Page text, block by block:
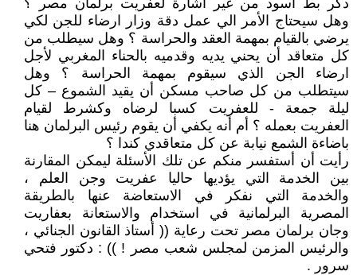
دكر بط أسود من غير أشارة لعفريت برلمان مصر ؟
وهل سيحتاج الأمر الي عمل دقة وزار ارضاء للجن لكي
يرضي بالقيام بمهمة العقد والحراسة ؟ وهل سيطلب من
كل متعاقد أن يحني يديه وقدميه بالحناء المغربي لأجل
ارضاء الجن الذي سيقوم بمهمة الحراسة ؟ وهل
سيتطلب من كل صاحب مسكن أن يقيد الشموع – كل
ليلة جمعة - للعفريت كسبا لرضاه وكشرط لقيام
العفريت بعمله ؟ أم أنه يكفي أن يقوم رئيس البرلمان هنا
باضاءة الشمع نيابة عن كل متعاقدي كندا ؟
رأيت أن أستفسر منكم عن تلك الأسئلة ليمكن المقارنة
بين الخدمة التي يؤديها حاليا عفريت وجن العلم ،
والخدمة التي نفكر في الاستعاضة عنها بالطريقة
المصرية البرلمانية في استخدام والاستعانة بعفاريت
وجان برلمان مصر تحت رعاية (( أستاذ القانون الجنائي ،
والرئيس المزمن لمجلس شعب مصر ! )) : دكتور فتحي
سرور .